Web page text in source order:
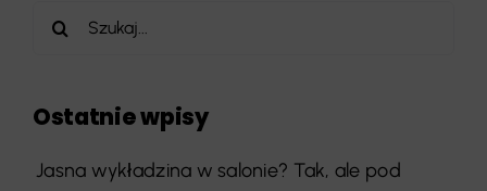
Szukaj
Ostatnie wpisy
Jasna wykładzina w salonie? Tak, ale pod